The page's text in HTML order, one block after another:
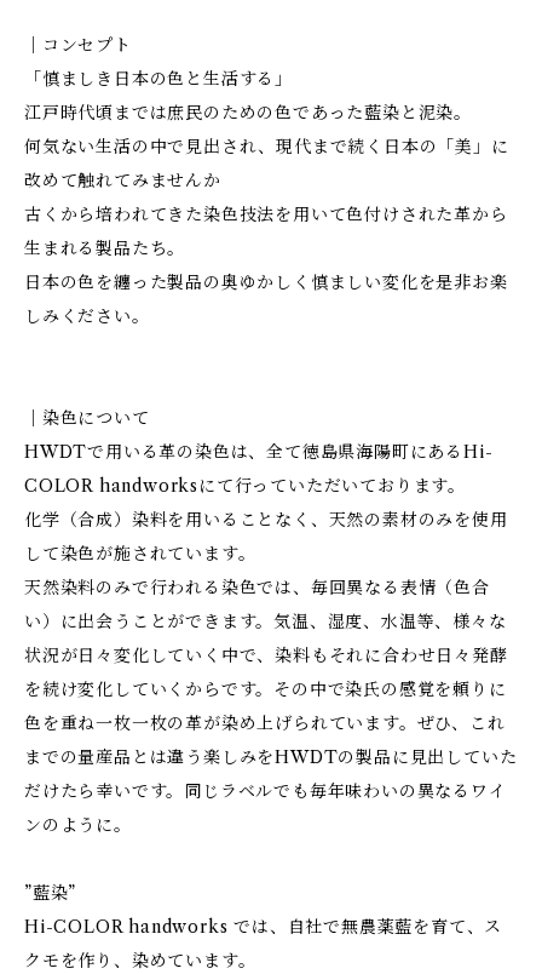
｜コンセプト
「慎ましき日本の色と生活する」
江戸時代頃までは庶民のための色であった藍染と泥染。
何気ない生活の中で見出され、現代まで続く日本の「美」に
改めて触れてみませんか
古くから培われてきた染色技法を用いて色付けされた革から
生まれる製品たち。
日本の色を纏った製品の奥ゆかしく慎ましい変化を是非お楽
しみください。
｜染色について
HWDTで用いる革の染色は、全て徳島県海陽町にあるHi-
COLOR handworksにて行っていただいております。
化学（合成）染料を用いることなく、天然の素材のみを使用
して染色が施されています。
天然染料のみで行われる染色では、毎回異なる表情（色合
い）に出会うことができます。気温、湿度、水温等、様々な
状況が日々変化していく中で、染料もそれに合わせ日々発酵
を続け変化していくからです。その中で染氏の感覚を頼りに
色を重ね一枚一枚の革が染め上げられています。ぜひ、これ
までの量産品とは違う楽しみをHWDTの製品に見出していた
だけたら幸いです。同じラベルでも毎年味わいの異なるワイ
ンのように。
”藍染”
Hi-COLOR handworks では、自社で無農薬藍を育て、ス
クモを作り、染めています。